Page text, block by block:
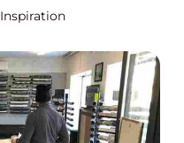
Inspiration